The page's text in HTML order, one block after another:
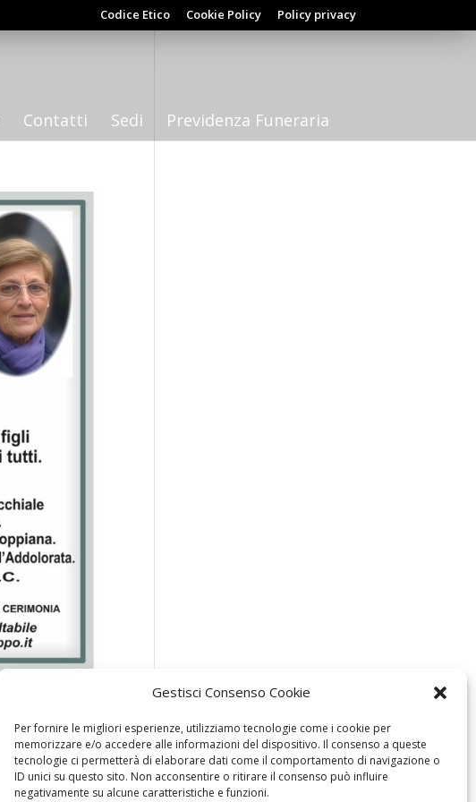
Gestisci Consenso Cookie
Per fornire le migliori esperienze, utilizziamo tecnologie come i cookie per
memorizzare e/o accedere alle informazioni del dispositivo. Il consenso a queste
tecnologie ci permetterà di elaborare dati come il comportamento di navigazione o
ID unici su questo sito. Non acconsentire o ritirare il consenso può influire
negativamente su alcune caratteristiche e funzioni.
Codice Etico Cookie Policy Policy privacy
Contatti Sedi Previdenza Funeraria